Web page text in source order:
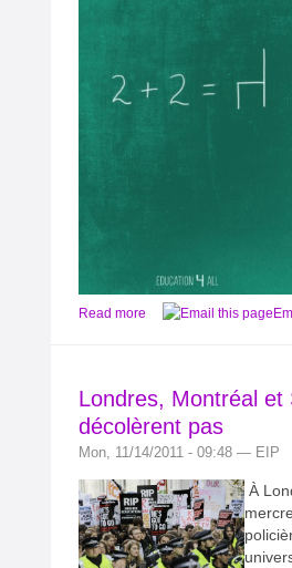
Read more
Londres, Montréal et
décolèrent pas
Mon, 11/14/2011 - 09:48 — EIP
À